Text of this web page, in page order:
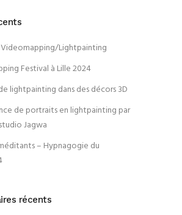
Lightpainting
Festival à Lille 2024
lightpainting dans des décors 3D
de portraits en lightpainting par
Jagwa
– Hypnagogie du
récents